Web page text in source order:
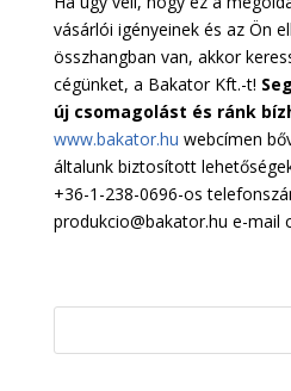
vásárlói igényeinek és az Ön
összhangban van, akkor
cégünket, a Bakator Kft.-t!
új csomagolást és ránk
www.bakator.hu webcímen
általunk biztosított
+36-1-238-0696-os
produkcio@bakator.hu e-mail